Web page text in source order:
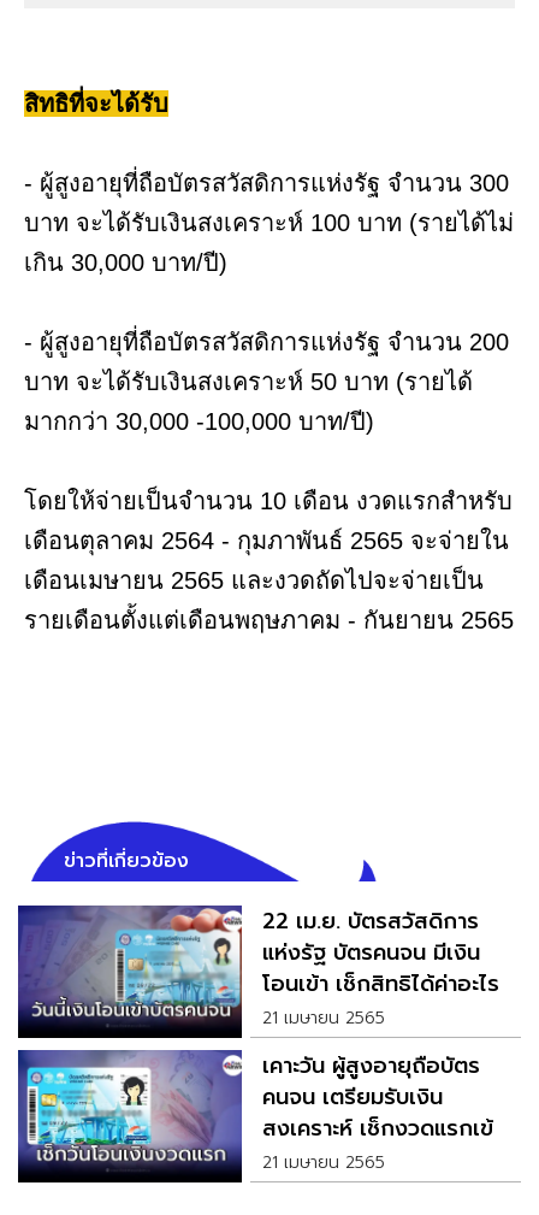
สิทธิที่จะได้รับ
- ผู้สูงอายุที่ถือบัตรสวัสดิการแห่งรัฐ จำนวน 300
บาท จะได้รับเงินสงเคราะห์ 100 บาท (รายได้ไม่
เกิน 30,000 บาท/ปี)
- ผู้สูงอายุที่ถือบัตรสวัสดิการแห่งรัฐ จำนวน 200
บาท จะได้รับเงินสงเคราะห์ 50 บาท (รายได้
มากกว่า 30,000 -100,000 บาท/ปี)
โดยให้จ่ายเป็นจำนวน 10 เดือน งวดแรกสำหรับ
เดือนตุลาคม 2564 - กุมภาพันธ์ 2565 จะจ่ายใน
เดือนเมษายน 2565 และงวดถัดไปจะจ่ายเป็น
รายเดือนตั้งแต่เดือนพฤษภาคม - กันยายน 2565
ข่าวที่เกี่ยวข้อง
22 เม.ย. บัตรสวัสดิการ
แห่งรัฐ บัตรคนจน มีเงิน
โอนเข้า เช็กสิทธิได้ค่าอะไร
21 เมษายน 2565
เคาะวัน ผู้สูงอายุถือบัตร
คนจน เตรียมรับเงิน
สงเคราะห์ เช็กงวดแรกเข้า
วันไหน
21 เมษายน 2565